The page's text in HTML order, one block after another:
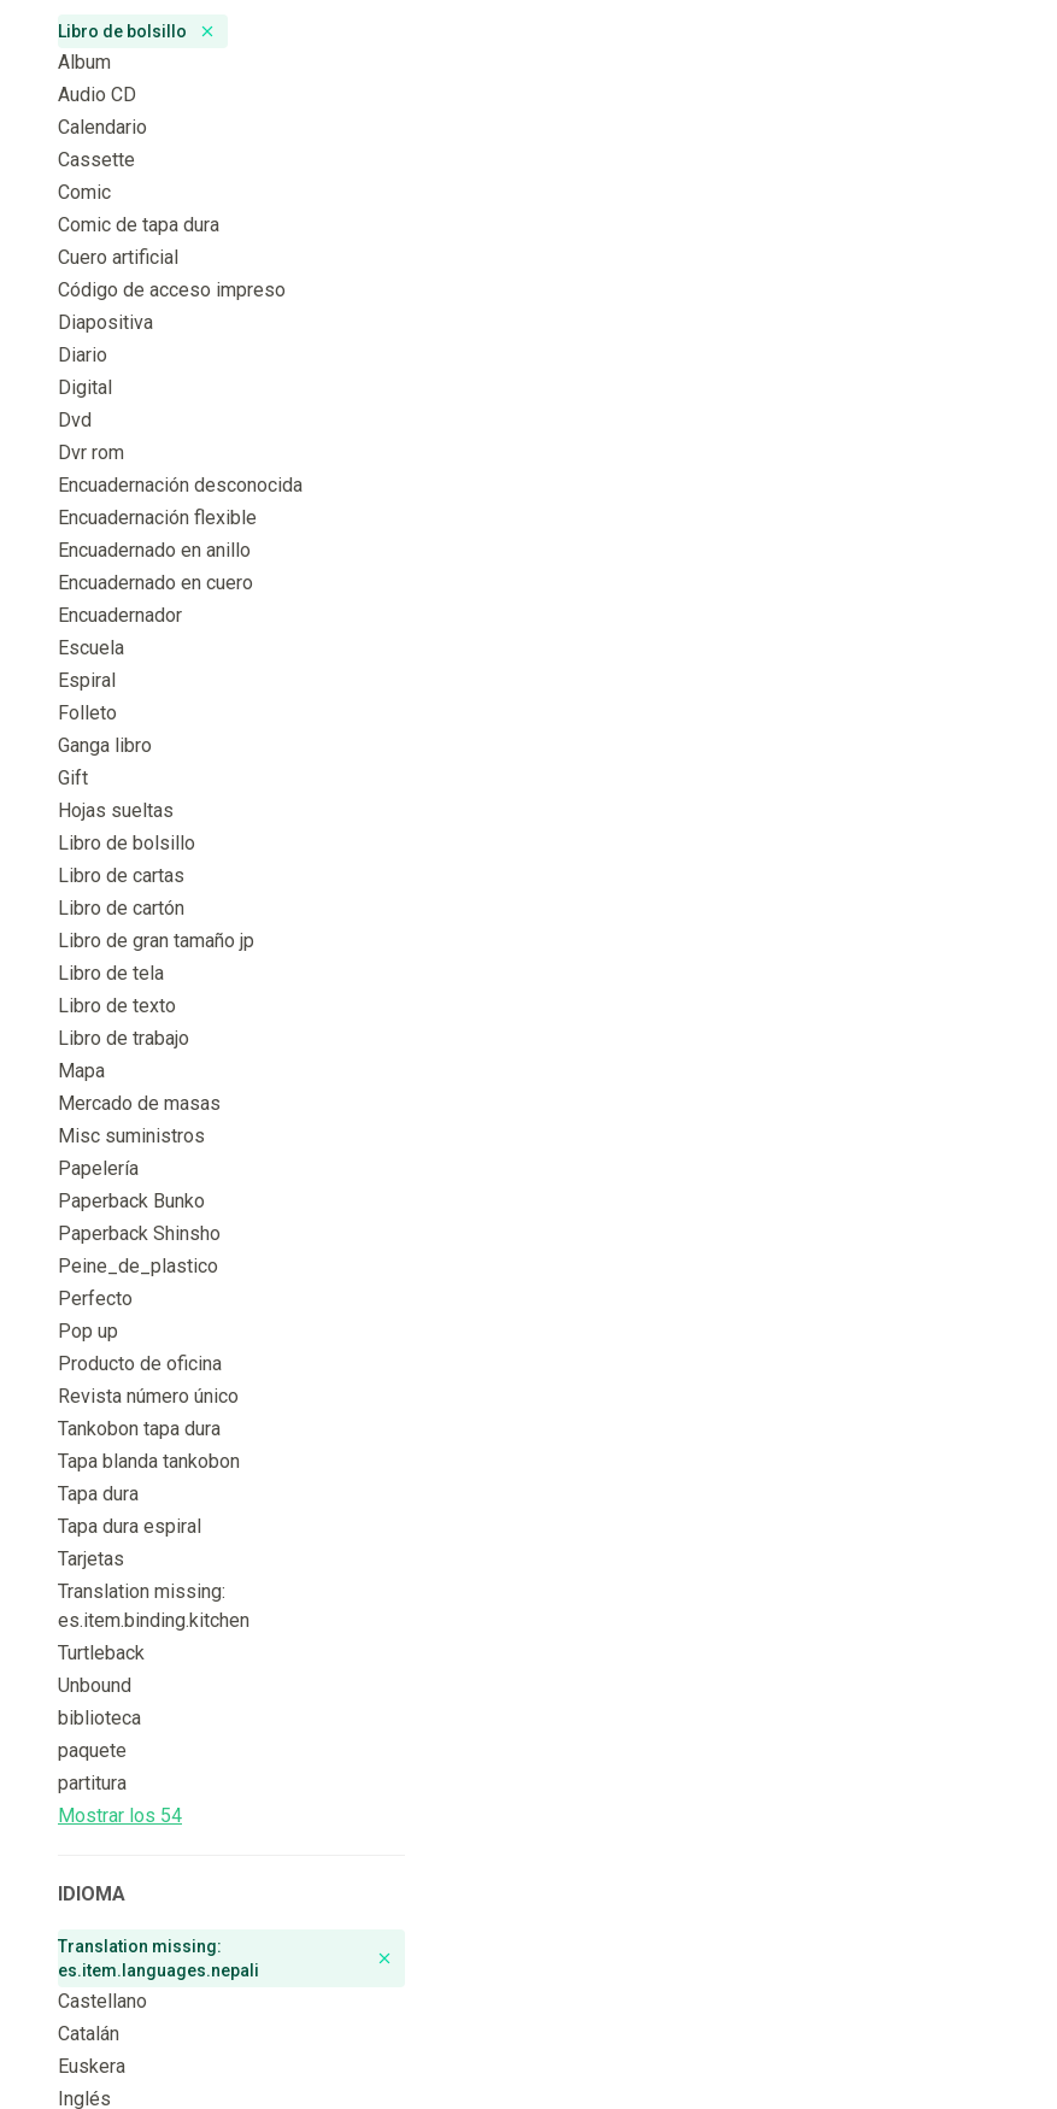
Libro de bolsillo
Remove badge
Album
Audio CD
Calendario
Cassette
Comic
Comic de tapa dura
Cuero artificial
Código de acceso impreso
Diapositiva
Diario
Digital
Dvd
Dvr rom
Encuadernación desconocida
Encuadernación flexible
Encuadernado en anillo
Encuadernado en cuero
Encuadernador
Escuela
Espiral
Folleto
Ganga libro
Gift
Hojas sueltas
Libro de bolsillo
Libro de cartas
Libro de cartón
Libro de gran tamaño jp
Libro de tela
Libro de texto
Libro de trabajo
Mapa
Mercado de masas
Misc suministros
Papelería
Paperback Bunko
Paperback Shinsho
Peine_de_plastico
Perfecto
Pop up
Producto de oficina
Revista número único
Tankobon tapa dura
Tapa blanda tankobon
Tapa dura
Tapa dura espiral
Tarjetas
Translation missing:
es.item.binding.kitchen
Turtleback
Unbound
biblioteca
paquete
partitura
Mostrar los 54
IDIOMA
Translation missing:
es.item.languages.nepali
Remove badge
Castellano
Catalán
Euskera
Inglés